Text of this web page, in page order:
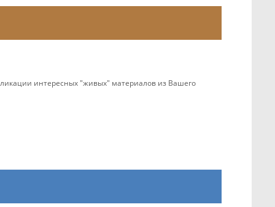
интересных "живых" материалов из Вашего